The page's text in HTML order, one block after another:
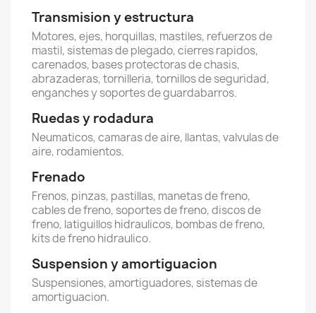
Transmision y estructura
Motores, ejes, horquillas, mastiles, refuerzos de
mastil, sistemas de plegado, cierres rapidos,
carenados, bases protectoras de chasis,
abrazaderas, tornilleria, tornillos de seguridad,
enganches y soportes de guardabarros.
Ruedas y rodadura
Neumaticos, camaras de aire, llantas, valvulas de
aire, rodamientos.
Frenado
Frenos, pinzas, pastillas, manetas de freno,
cables de freno, soportes de freno, discos de
freno, latiguillos hidraulicos, bombas de freno,
kits de freno hidraulico.
Suspension y amortiguacion
Suspensiones, amortiguadores, sistemas de
amortiguacion.